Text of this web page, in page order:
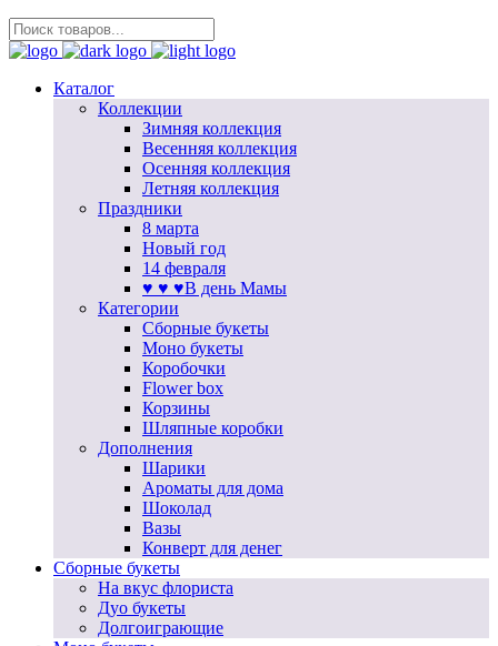
Каталог
Коллекции
Зимняя коллекция
Весенняя коллекция
Осенняя коллекция
Летняя коллекция
Праздники
8 марта
Новый год
14 февраля
♥ ♥ ♥В день Мамы
Категории
Сборные букеты
Моно букеты
Коробочки
Flower box
Корзины
Шляпные коробки
Дополнения
Шарики
Ароматы для дома
Шоколад
Вазы
Конверт для денег
Сборные букеты
На вкус флориста
Дуо букеты
Долгоиграющие